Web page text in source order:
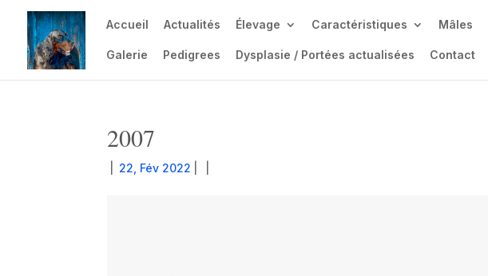
Accueil Actualités Élevage Caractéristiques Mâles
Galerie Pedigrees Dysplasie / Portées actualisées Contact
2007
22, Fév 2022